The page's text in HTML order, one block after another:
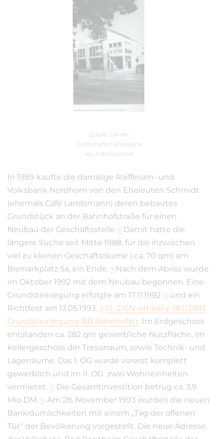
Quelle: UA der
Grafschafter Volksbank
eG, Fotobestand.
In 1989 kaufte die damalige Raiffeisen- und
Volksbank Nordhorn von den Eheleuten Schmidt
(ehemals Café Landsmann) deren bebautes
Grundstück an der Bahnhofstraße für einen
Neubau der Geschäftsstelle. 8 Damit hatte die
längere Suche seit Mitte 1988, für die inzwischen
viel zu kleinen Geschäftsräume ( ca. 70 qm) am
Bismarkplatz 5a, ein Ende. 9 Nach dem Abriss wurde
im Oktober 1992 mit dem Neubau begonnen. Eine
Grundsteinlegung erfolgte am 17.11.1992 10 und ein
Richtfest am 13.05.1993. 11 13_2 GN-Artikel v. 18.11.1992
Grundsteinlegung BB Bahnhofstr. Im Erdgeschoss
entstanden ca. 282 qm gewerbliche Nutzfläche, im
Kellergeschoss der Tresorraum, sowie Technik- und
Lagerräume. Das I. OG wurde vorerst komplett
gewerblich und im II. OG zwei Wohneinheiten
vermietet. 12 Die Gesamtinvestition betrug ca. 3,9
Mio DM. 13 Am 28. November 1993 wurden die neuen
Bankräumlichkeiten mit einem „Tag der offenen
Tür“ der Bevölkerung vorgestellt. Die neue Adresse